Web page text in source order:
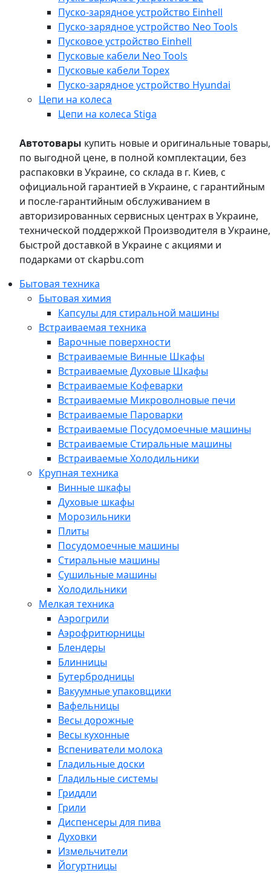
Пуско-зарядное устройство Einhell
Пуско-зарядное устройство Neo Tools
Пусковое устройство Einhell
Пусковые кабели Neo Tools
Пусковые кабели Topex
Пуско-зарядное устройство Hyundai
Цепи на колеса
Цепи на колеса Stiga
Автотовары купить новые и оригинальные товары,
по выгодной цене, в полной комплектации, без
распаковки в Украине, со склада в г. Киев, с
официальной гарантией в Украине, с гарантийным
и после-гарантийным обслуживанием в
авторизированных сервисных центрах в Украине,
технической поддержкой Производителя в Украине,
быстрой доставкой в Украине с акциями и
подарками от ckapbu.com
Бытовая техника
Бытовая химия
Капсулы для стиральной машины
Встраиваемая техника
Варочные поверхности
Встраиваемые Винные Шкафы
Встраиваемые Духовые Шкафы
Встраиваемые Кофеварки
Встраиваемые Микроволновые печи
Встраиваемые Пароварки
Встраиваемые Посудомоечные машины
Встраиваемые Стиральные машины
Встраиваемые Холодильники
Крупная техника
Винные шкафы
Духовые шкафы
Морозильники
Плиты
Посудомоечные машины
Стиральные машины
Сушильные машины
Холодильники
Мелкая техника
Аэрогрили
Аэрофритюрницы
Блендеры
Блинницы
Бутербродницы
Вакуумные упаковщики
Вафельницы
Весы дорожные
Весы кухонные
Вспениватели молока
Гладильные доски
Гладильные системы
Гриддли
Грили
Диспенсеры для пива
Духовки
Измельчители
Йогуртницы